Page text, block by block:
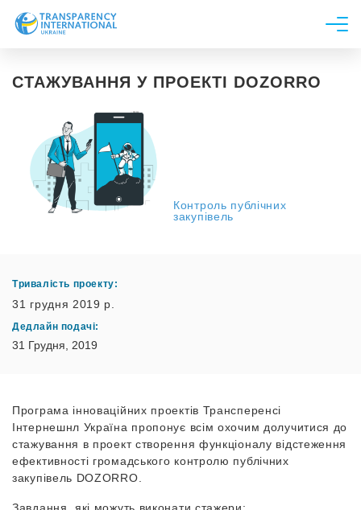
Дослідження
Напрями роботи
Долучитися
СТАЖУВАННЯ У ПРОЕКТІ DOZORRO
Контроль публічних
закупівель
Тривалість проекту:
31 грудня 2019 р.
Дедлайн подачі:
31 Грудня, 2019
Програма інноваційних проектів Трансперенсі
Інтернешнл Україна пропонує всім охочим долучитися до
стажування в проект створення функціоналу відстеження
ефективності громадського контролю публічних
закупівель DOZORRO.